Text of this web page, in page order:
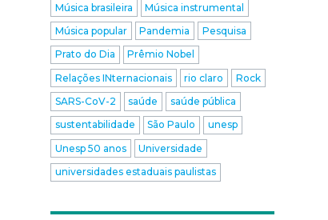
Música brasileira
Música instrumental
Música popular
Pandemia
Pesquisa
Prato do Dia
Prêmio Nobel
Relações INternacionais
rio claro
Rock
SARS-CoV-2
saúde
saúde pública
sustentabilidade
São Paulo
unesp
Unesp 50 anos
Universidade
universidades estaduais paulistas